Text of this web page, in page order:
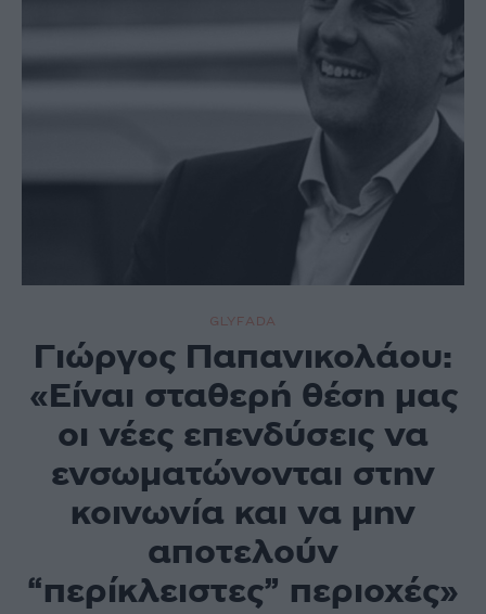
GLYFADA
Γιώργος Παπανικολάου:
«Είναι σταθερή θέση μας
οι νέες επενδύσεις να
ενσωματώνονται στην
κοινωνία και να μην
αποτελούν
“περίκλειστες” περιοχές»